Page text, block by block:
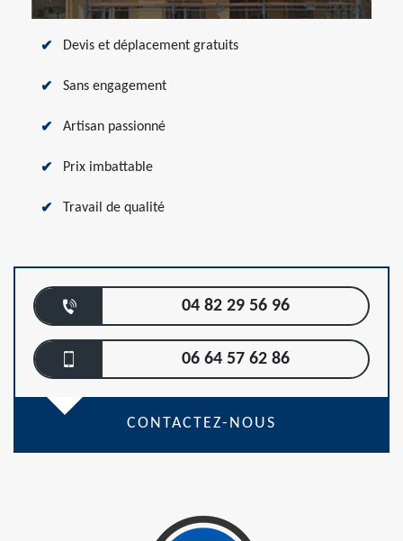
Devis et déplacement gratuits
Sans engagement
Artisan passionné
Prix imbattable
Travail de qualité
04 82 29 56 96
06 64 57 62 86
CONTACTEZ-NOUS